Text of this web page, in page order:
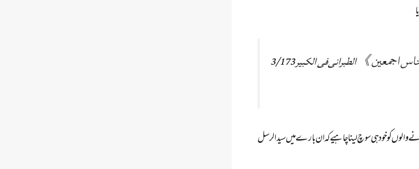
اجمعین 》
الطبرانی فی الکبیر 3/173
والوں کو خود ہی سوچ لینا چاہیے کہ ان بارے میں سیدالرسل